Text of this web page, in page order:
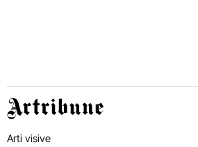
Artribune
Arti visive